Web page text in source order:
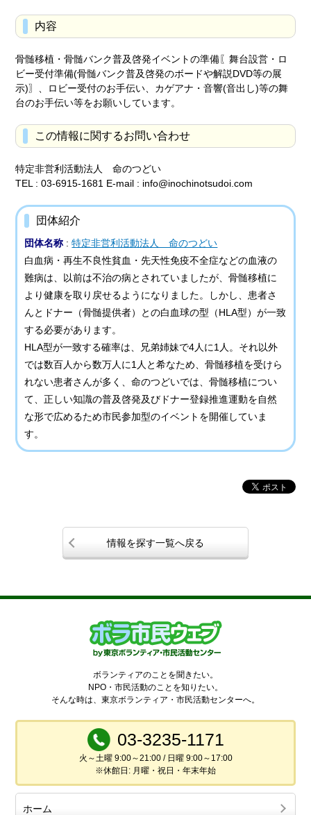
内容
骨髄移植・骨髄バンク普及啓発イベントの準備〖舞台設営・ロ
ビー受付準備(骨髄バンク普及啓発のボードや解説DVD等の展
示)〗、ロビー受付のお手伝い、カゲアナ・音響(音出し)等の舞
台のお手伝い等をお願いしています。
この情報に関するお問い合わせ
特定非営利活動法人 命のつどい
TEL : 03-6915-1681 E-mail : info@inochinotsudoi.com
団体紹介
団体名称 :特定非営利活動法人 命のつどい
白血病・再生不良性貧血・先天性免疫不全症などの血液の
難病は、以前は不治の病とされていましたが、骨髄移植に
より健康を取り戻せるようになりました。しかし、患者さ
んとドナー（骨髄提供者）との白血球の型（HLA型）が一致
する必要があります。
HLA型が一致する確率は、兄弟姉妹で4人に1人。それ以外
では数百人から数万人に1人と希なため、骨髄移植を受けら
れない患者さんが多く、命のつどいでは、骨髄移植につい
て、正しい知識の普及啓発及びドナー登録推進運動を自然
な形で広めるため市民参加型のイベントを開催していま
す。
情報を探す一覧へ戻る
ボランティアのことを聞きたい。
NPO・市民活動のことを知りたい。
そんな時は、東京ボランティア・市民活動センターへ。
03-3235-1171
火～土曜 9:00～21:00 / 日曜 9:00～17:00
※休館日: 月曜・祝日・年末年始
ホーム